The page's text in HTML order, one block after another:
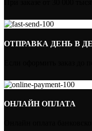
ОТПРАВКА ДЕНЬ В
ОНЛАЙН ОПЛАТА